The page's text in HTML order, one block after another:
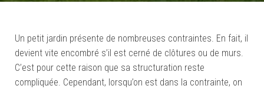
Un petit jardin présente de nombreuses contraintes. En fait, il
devient vite encombré s’il est cerné de clôtures ou de murs.
C’est pour cette raison que sa structuration reste
compliquée. Cependant, lorsqu’on est dans la contrainte, on